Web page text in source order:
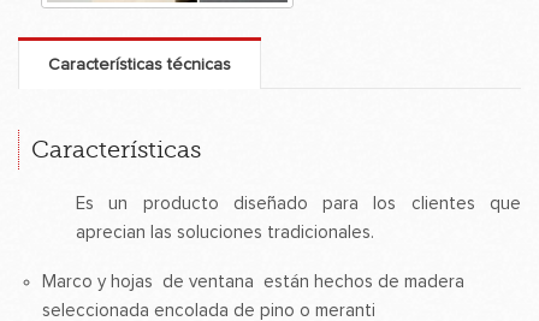
Características técnicas
Características
Es un producto diseñado para los clientes que
aprecian las soluciones tradicionales.
Marco y hojas de ventana están hechos de madera
seleccionada encolada de pino o meranti